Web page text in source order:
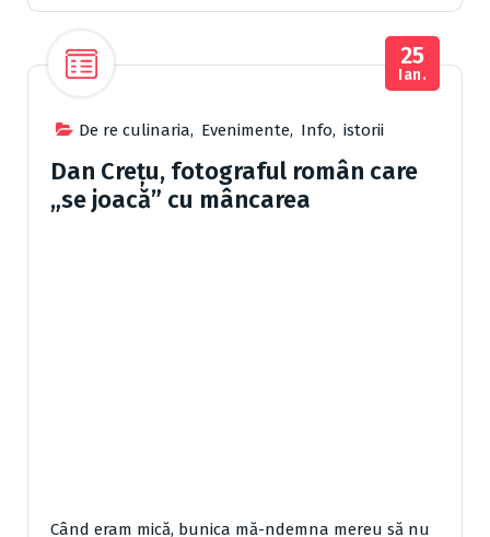
De re culinaria, Evenimente, Info, istorii
25
Ian.
Dan Crețu, fotograful român care
„se joacă” cu mâncarea
Când eram mică, bunica mă-ndemna mereu să nu